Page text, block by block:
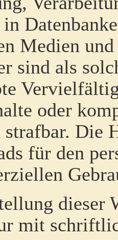
Medien
sind als
oder
strafbar. Die
für den
dieser
mit